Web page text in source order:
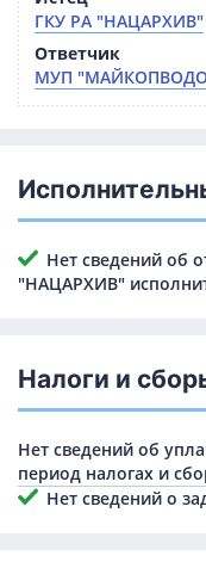
ГКУ РА "НАЦАРХИВ"
Ответчик
МУП
Нет сведений об
"НАЦАРХИВ"
Налоги и
Нет сведений об
период налогах и
Нет сведений о